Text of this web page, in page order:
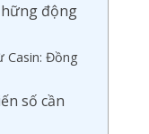
động
Đồng
số cần